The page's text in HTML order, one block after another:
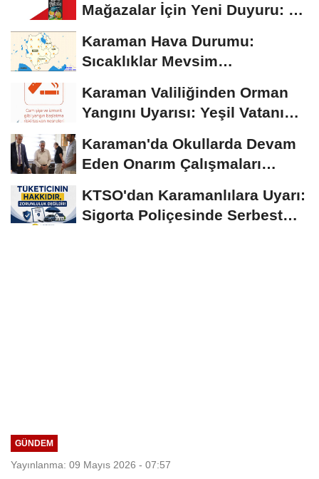
Mağazalar İçin Yeni Duyuru: 11
Karaman Hava Durumu:
Sıcaklıklar Mevsim
Seyrediyor
Karaman Valiliğinden Orman
Yangını Uyarısı: Yeşil Vatanı
Karaman'da Okullarda Devam
Eden Onarım Çalışmaları
KTSO'dan Karamanlılara Uyarı:
Sigorta Poliçesinde Serbest
GÜNDEM
Yayınlanma: 09 Mayıs 2026 - 07:57